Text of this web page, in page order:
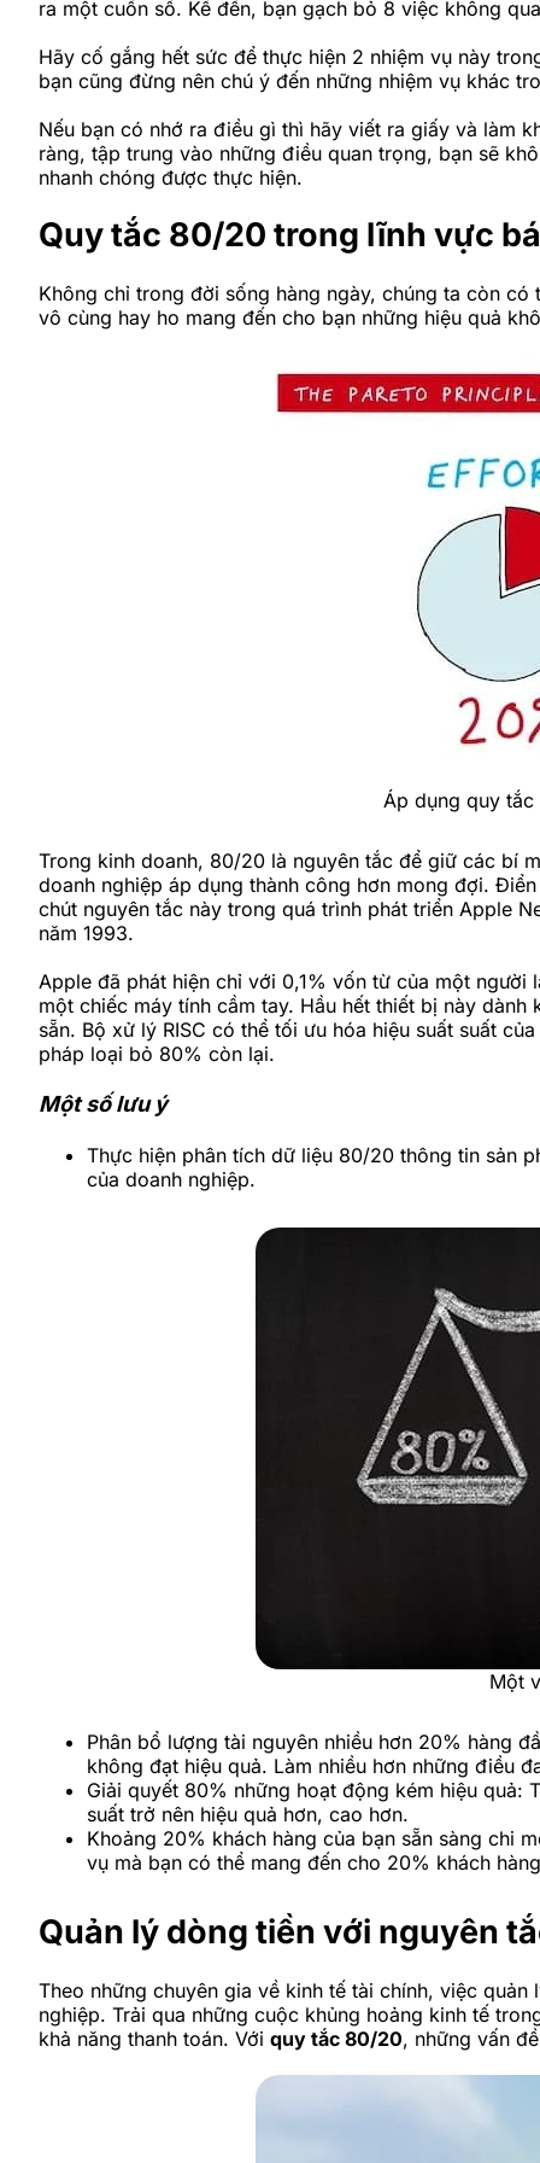
ra một cuốn sổ. Kế đến, bạn gạch bỏ 8 việc không
Hãy cố gắng hết sức để thực hiện 2 nhiệm vụ này
bạn cũng đừng nên chú ý đến những nhiệm vụ khác
Nếu bạn có nhớ ra điều gì thì hãy viết ra giấy và làm
ràng, tập trung vào những điều quan trọng, bạn sẽ
nhanh chóng được thực hiện.
Quy tắc 80/20 trong lĩnh vực
Không chỉ trong đời sống hàng ngày, chúng ta còn
vô cùng hay ho mang đến cho bạn những hiệu quả
Áp dụng quy
Trong kinh doanh, 80/20 là nguyên tắc để giữ các bí
doanh nghiệp áp dụng thành công hơn mong đợi.
chút nguyên tắc này trong quá trình phát triển Apple
năm 1993.
Apple đã phát hiện chỉ với 0,1% vốn từ của một
một chiếc máy tính cầm tay. Hầu hết thiết bị này
sẵn. Bộ xử lý RISC có thể tối ưu hóa hiệu suất suất
pháp loại bỏ 80% còn lại.
Một số lưu ý
Thực hiện phân tích dữ liệu 80/20 thông tin sản
của doanh nghiệp.
Một
Phân bổ lượng tài nguyên nhiều hơn 20% hàng
không đạt hiệu quả. Làm nhiều hơn những điều
Giải quyết 80% những hoạt động kém hiệu quả:
suất trở nên hiệu quả hơn, cao hơn.
Khoảng 20% khách hàng của bạn sẵn sàng chi
vụ mà bạn có thể mang đến cho 20% khách
Quản lý dòng tiền với nguyên
Theo những chuyên gia về kinh tế tài chính, việc
nghiệp. Trải qua những cuộc khủng hoảng kinh tế
khả năng thanh toán. Với quy tắc 80/20, những vấn